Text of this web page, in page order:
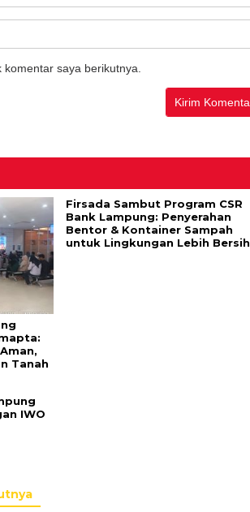
saya berikutnya.
Tanah
Firsada Sambut Program CSR
Bank Lampung: Penyerahan
Bentor & Kontainer Sampah
untuk Lingkungan Lebih Bersih
IWO